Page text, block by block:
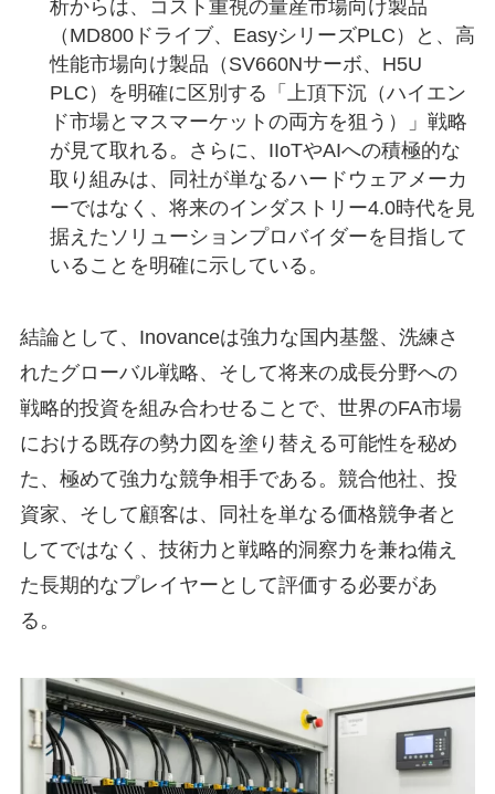
析からは、コスト重視の量産市場向け製品
（MD800ドライブ、EasyシリーズPLC）と、高
性能市場向け製品（SV660Nサーボ、H5U
PLC）を明確に区別する「上頂下沉（ハイエン
ド市場とマスマーケットの両方を狙う）」戦略
が見て取れる。さらに、IIoTやAIへの積極的な
取り組みは、同社が単なるハードウェアメーカ
ーではなく、将来のインダストリー4.0時代を見
据えたソリューションプロバイダーを目指して
いることを明確に示している。
結論として、Inovanceは強力な国内基盤、洗練さ
れたグローバル戦略、そして将来の成長分野への
戦略的投資を組み合わせることで、世界のFA市場
における既存の勢力図を塗り替える可能性を秘め
た、極めて強力な競争相手である。競合他社、投
資家、そして顧客は、同社を単なる価格競争者と
してではなく、技術力と戦略的洞察力を兼ね備え
た長期的なプレイヤーとして評価する必要があ
る。